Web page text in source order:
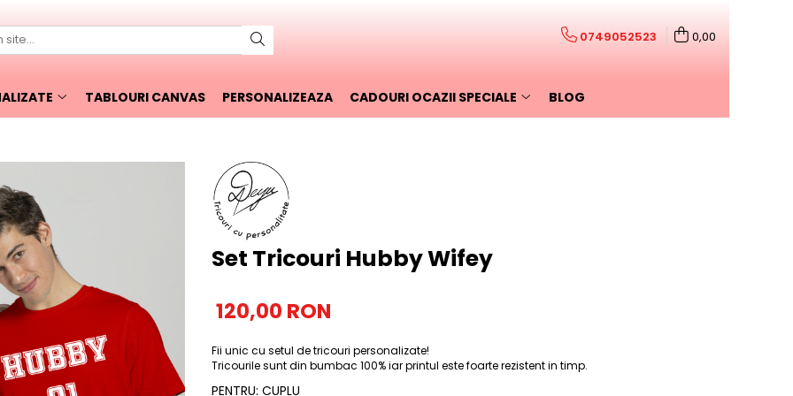
0749052523 0,00
TABLOURI CANVAS PERSONALIZEAZA CADOURI OCAZII SPECIALE BLOG
Set Tricouri Hubby Wifey
120,00 RON
Fii unic cu setul de tricouri personalizate!
Tricourile sunt din bumbac 100% iar printul este foarte rezistent in timp.
PENTRU: CUPLU